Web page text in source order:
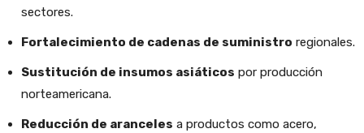
sectores.
Fortalecimiento de cadenas de suministro regionales.
Sustitución de insumos asiáticos por producción
norteamericana.
Reducción de aranceles a productos como acero,